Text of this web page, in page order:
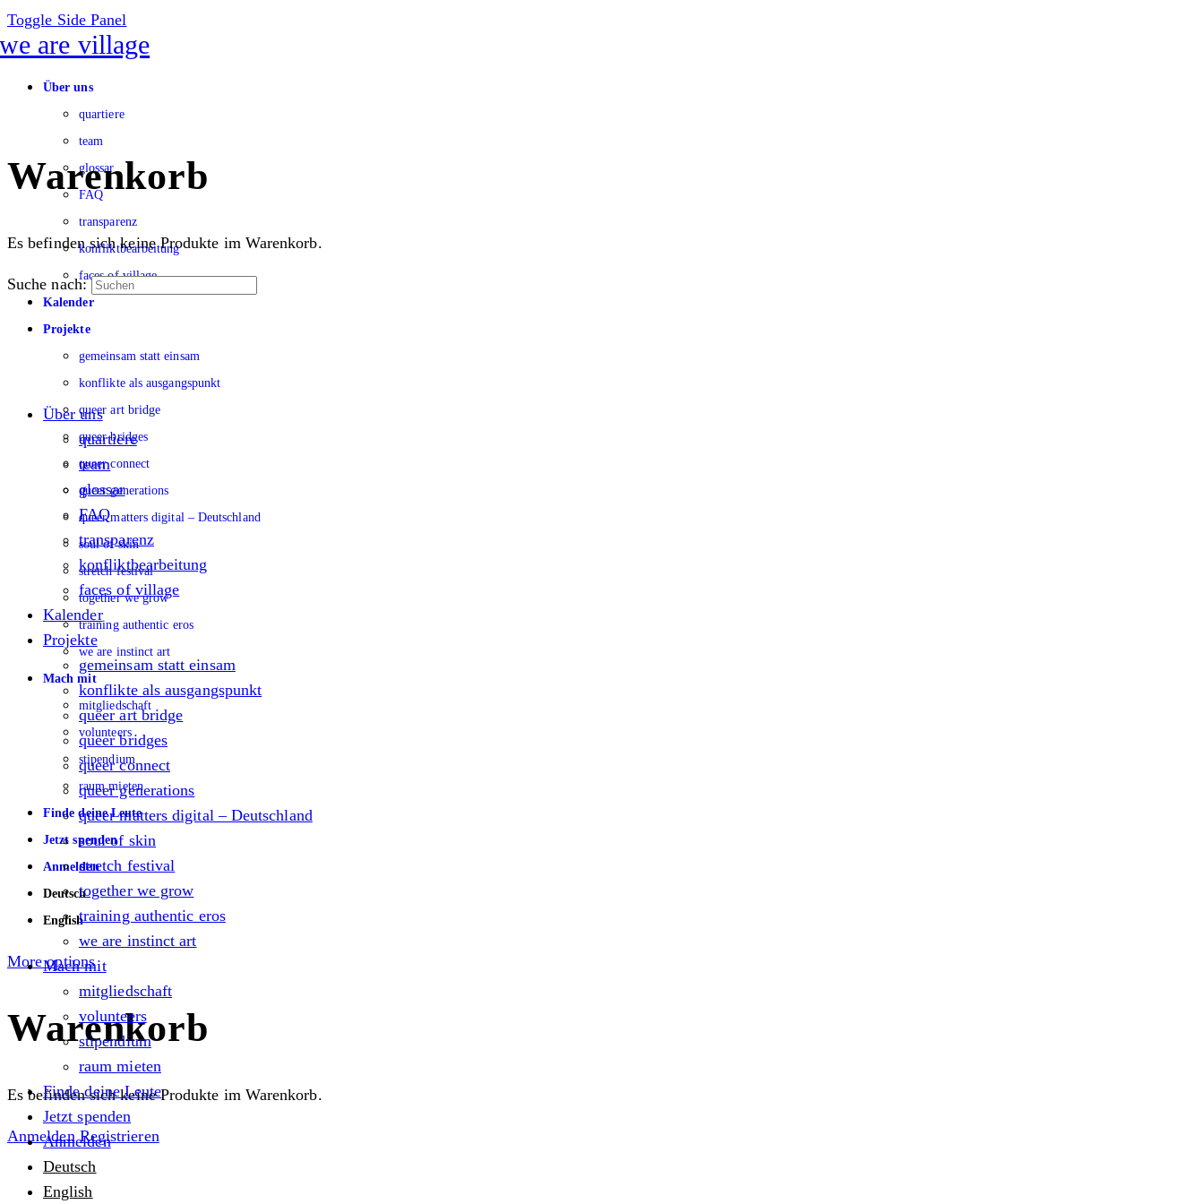
Toggle Side Panel
Über uns
quartiere
team
glossar
FAQ
transparenz
konfliktbearbeitung
faces of village
Kalender
Projekte
gemeinsam statt einsam
konflikte als ausgangspunkt
queer art bridge
queer bridges
queer connect
queer generations
queer matters digital – Deutschland
soul of skin
stretch festival
together we grow
training authentic eros
we are instinct art
Mach mit
mitgliedschaft
volunteers
stipendium
raum mieten
Finde deine Leute
Jetzt spenden
Anmelden
Deutsch
English
More options
Warenkorb
Es befinden sich keine Produkte im Warenkorb.
Anmelden Registrieren
Warenkorb
Es befinden sich keine Produkte im Warenkorb.
Suche nach:
Über uns
quartiere
team
glossar
FAQ
transparenz
konfliktbearbeitung
faces of village
Kalender
Projekte
gemeinsam statt einsam
konflikte als ausgangspunkt
queer art bridge
queer bridges
queer connect
queer generations
queer matters digital – Deutschland
soul of skin
stretch festival
together we grow
training authentic eros
we are instinct art
Mach mit
mitgliedschaft
volunteers
stipendium
raum mieten
Finde deine Leute
Jetzt spenden
Anmelden
Deutsch
English